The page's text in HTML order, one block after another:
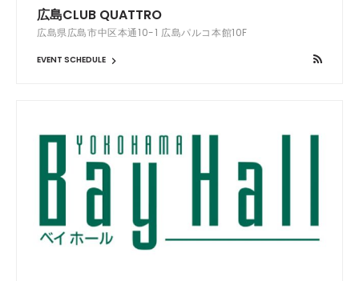
広島CLUB QUATTRO
広島県広島市中区本通10-1 広島パルコ本館10F
EVENT SCHEDULE